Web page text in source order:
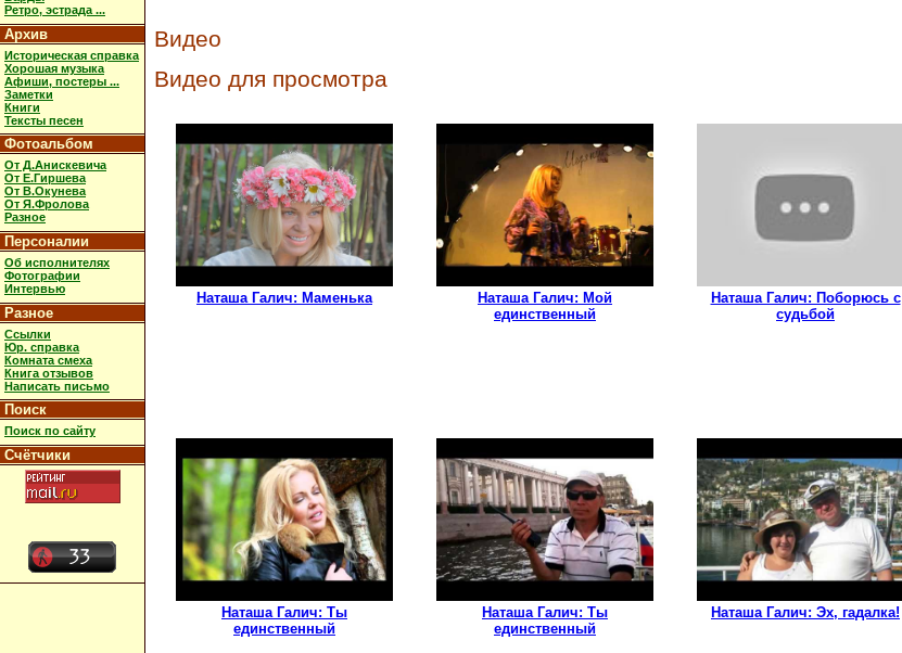
Ретро, эстрада ...
Архив
Историческая справка
Хорошая музыка
Афиши, постеры ...
Заметки
Книги
Тексты песен
Фотоальбом
От Д.Анискевича
От Е.Гиршева
От В.Окунева
От Я.Фролова
Разное
Персоналии
Об исполнителях
Фотографии
Интервью
Разное
Ссылки
Юр. справка
Комната смеха
Книга отзывов
Написать письмо
Поиск
Поиск по сайту
Счётчики
Видео
Видео для просмотра
Наташа Галич: Маменька
Наташа Галич: Мой
единственный
Наташа Галич: Поборюсь с
судьбой
Наташа Галич: Ты
единственный
Наташа Галич: Ты
единственный
Наташа Галич: Эх, гадалка!